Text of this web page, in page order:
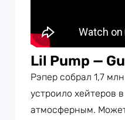
Lil Pump —
Рэпер собрал 1,7
устроило хейтеров
атмосферным.